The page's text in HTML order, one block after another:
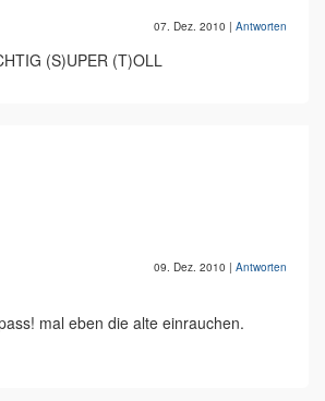
07. Dez. 2010 | Antworten
(S)UPER (T)OLL
09. Dez. 2010 | Antworten
mal eben die alte einrauchen.